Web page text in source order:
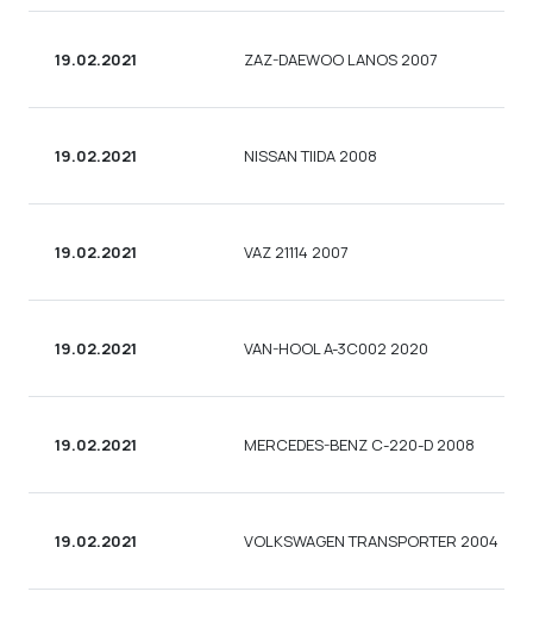
19.02.2021 ZAZ-DAEWOO LANOS 2007
19.02.2021 NISSAN TIIDA 2008
19.02.2021 VAZ 21114 2007
19.02.2021 VAN-HOOL A-3C002 2020
19.02.2021 MERCEDES-BENZ C-220-D 2008
19.02.2021 VOLKSWAGEN TRANSPORTER 2004